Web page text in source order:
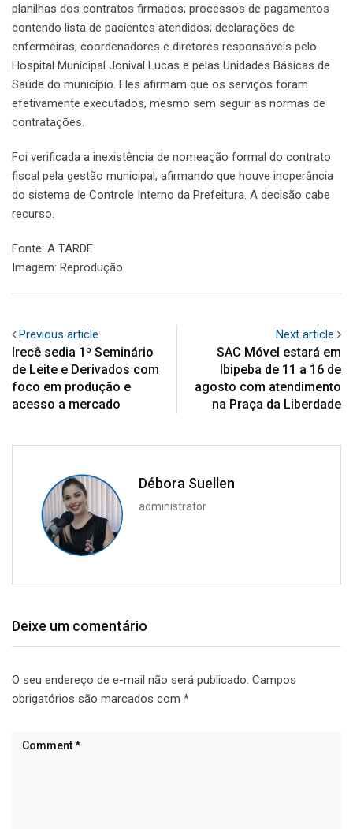
planilhas dos contratos firmados; processos de pagamentos
contendo lista de pacientes atendidos; declarações de
enfermeiras, coordenadores e diretores responsáveis pelo
Hospital Municipal Jonival Lucas e pelas Unidades Básicas de
Saúde do município. Eles afirmam que os serviços foram
efetivamente executados, mesmo sem seguir as normas de
contratações.
Foi verificada a inexistência de nomeação formal do contrato
fiscal pela gestão municipal, afirmando que houve inoperância
do sistema de Controle Interno da Prefeitura. A decisão cabe
recurso.
Fonte: A TARDE
Imagem: Reprodução
Previous article
Irecê sedia 1º Seminário
de Leite e Derivados com
foco em produção e
acesso a mercado
Next article
SAC Móvel estará em
Ibipeba de 11 a 16 de
agosto com atendimento
na Praça da Liberdade
Débora Suellen
administrator
Deixe um comentário
O seu endereço de e-mail não será publicado. Campos
obrigatórios são marcados com *